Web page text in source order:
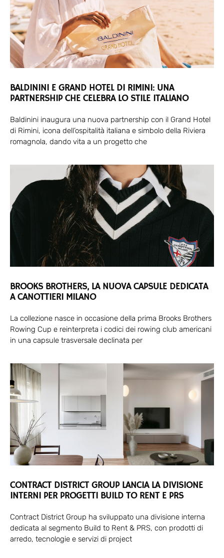
BALDININI E GRAND HOTEL DI RIMINI: UNA
PARTNERSHIP CHE CELEBRA LO STILE ITALIANO
Baldinini inaugura una nuova partnership con il Grand Hotel
di Rimini, icona dell’ospitalità italiana e simbolo della Riviera
romagnola, dando vita a un progetto che
BROOKS BROTHERS, LA NUOVA CAPSULE DEDICATA
A CANOTTIERI MILANO
La collezione nasce in occasione della prima Brooks Brothers
Rowing Cup e reinterpreta i codici dei rowing club americani
in una capsule trasversale declinata per
CONTRACT DISTRICT GROUP LANCIA LA DIVISIONE
INTERNI PER PROGETTI BUILD TO RENT E PRS
Contract District Group ha sviluppato una divisione interna
dedicata al segmento Build to Rent & PRS, con prodotti di
arredo, tecnologie e servizi di project